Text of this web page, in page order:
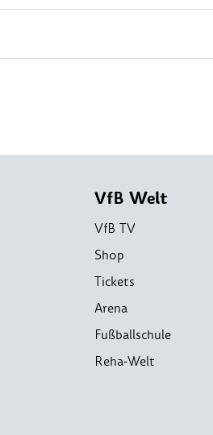
VfB Welt
VfB TV
Shop
Tickets
Arena
Fußballschule
Reha-Welt